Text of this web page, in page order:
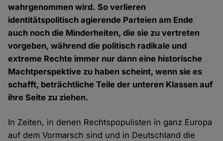
wahrgenommen wird. So verlieren
identitätspolitisch agierende Parteien am Ende
auch noch die Minderheiten, die sie zu vertreten
vorgeben, während die politisch radikale und
extreme Rechte immer nur dann eine historische
Machtperspektive zu haben scheint, wenn sie es
schafft, beträchtliche Teile der unteren Klassen auf
ihre Seite zu ziehen.
In Zeiten, in denen Rechtspopulisten in ganz Europa
auf dem Vormarsch sind und in Deutschland die